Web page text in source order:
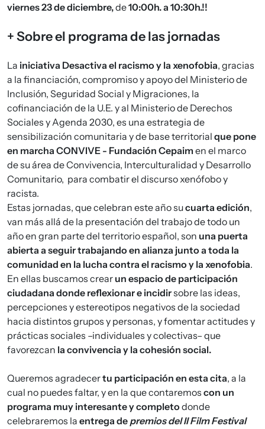
viernes 23 de diciembre,de10:00h. a 10:30h.!!
+ Sobre el programa de las jornadas
La iniciativa Desactiva el racismo y la xenofobia, gracias
a la financiación, compromiso y apoyo del Ministerio de
Inclusión, Seguridad Social y Migraciones, la
cofinanciación de la U.E. y al Ministerio de Derechos
Sociales y Agenda 2030, es una estrategia de
sensibilización comunitaria y de base territorial que pone
en marcha CONVIVE - Fundación Cepaim en el marco
de su área de Convivencia, Interculturalidad y Desarrollo
Comunitario, para combatir el discurso xenófobo y
racista.
Estas jornadas, que celebran este año sucuarta edición,
van más allá de la presentación del trabajo de todo un
año en gran parte del territorio español, son una puerta
abierta a seguir trabajando en alianza junto a toda la
comunidad en la lucha contra el racismo y la xenofobia.
En ellas buscamos crear un espacio de participación
ciudadana donde reflexionar e incidirsobre las ideas,
percepciones y estereotipos negativos de la sociedad
hacia distintos grupos y personas, y fomentar actitudes y
prácticas sociales –individuales y colectivas– que
favorezcan la convivencia y la cohesión social.
Queremos agradecertu participación en esta cita, a la
cual no puedes faltar, y en la que contaremos con un
programa muy interesante y completo donde
celebraremos la entrega de premios del II Film Festival